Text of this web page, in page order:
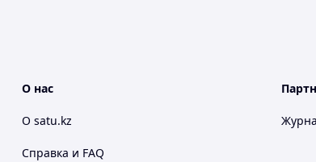
О нас
О satu.kz
Справка и FAQ